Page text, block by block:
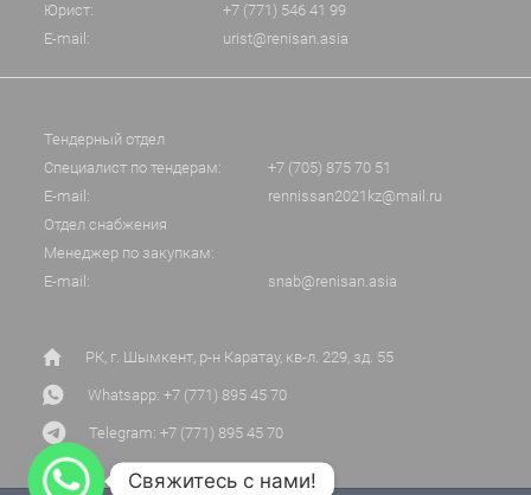
Юрист:
+7 (771) 546 41 99
E-mail:
urist@renisan.asia
Тендерный отдел
Специалист по тендерам:
+7 (705) 875 70 51
E-mail:
rennissan2021kz@mail.ru
Отдел снабжения
Менеджер по закупкам:
E-mail:
snab@renisan.asia
РК, г. Шымкент, р-н Каратау, кв-л. 229, зд. 55
Whatsapp: +7 (771) 895 45 70
Telegram: +7 (771) 895 45 70
Свяжитесь с нами!